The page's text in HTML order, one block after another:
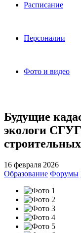
Расписание
Персоналии
Фото и видео
Будущие
экологи
16 февраля 2026
Образование Форумы